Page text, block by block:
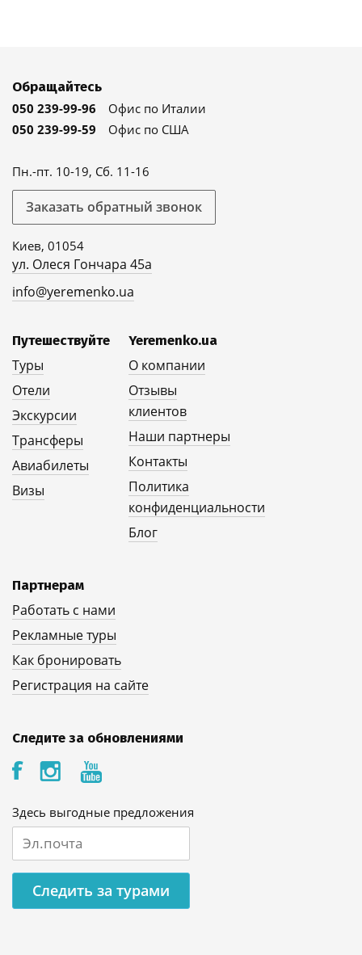
Обращайтесь
050 239-99-96
Офис по Италии
050 239-99-59
Офис по США
Пн.-пт. 10-19, Сб. 11-16
Заказать обратный звонок
Киев, 01054
ул. Олеся Гончара 45а
info@yeremenko.ua
Путешествуйте
Туры
Отели
Экскурсии
Трансферы
Авиабилеты
Визы
Yeremenko.ua
О компании
Отзывы
клиентов
Наши партнеры
Контакты
Политика
конфиденциальности
Блог
Партнерам
Работать с нами
Рекламные туры
Как бронировать
Регистрация на сайте
Следите за обновлениями
Здесь выгодные предложения
Следить за турами